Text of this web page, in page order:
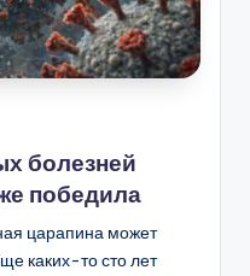
болезней
победила
царапина может
каких-то сто лет